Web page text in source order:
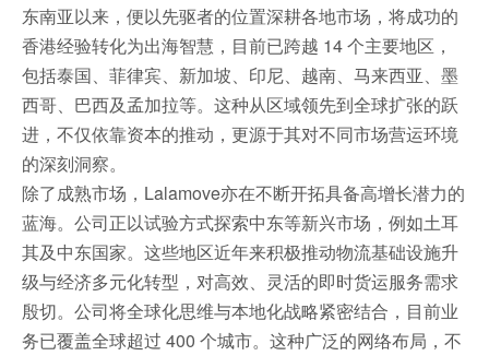
东南亚以来，便以先驱者的位置深耕各地市场，将成功的
香港经验转化为出海智慧，目前已跨越 14 个主要地区，
包括泰国、菲律宾、新加坡、印尼、越南、马来西亚、墨
西哥、巴西及孟加拉等。这种从区域领先到全球扩张的跃
进，不仅依靠资本的推动，更源于其对不同市场营运环境
的深刻洞察。
除了成熟市场，Lalamove亦在不断开拓具备高增长潜力的
蓝海。公司正以试验方式探索中东等新兴市场，例如土耳
其及中东国家。这些地区近年来积极推动物流基础设施升
级与经济多元化转型，对高效、灵活的即时货运服务需求
殷切。公司将全球化思维与本地化战略紧密结合，目前业
务已覆盖全球超过 400 个城市。这种广泛的网络布局，不